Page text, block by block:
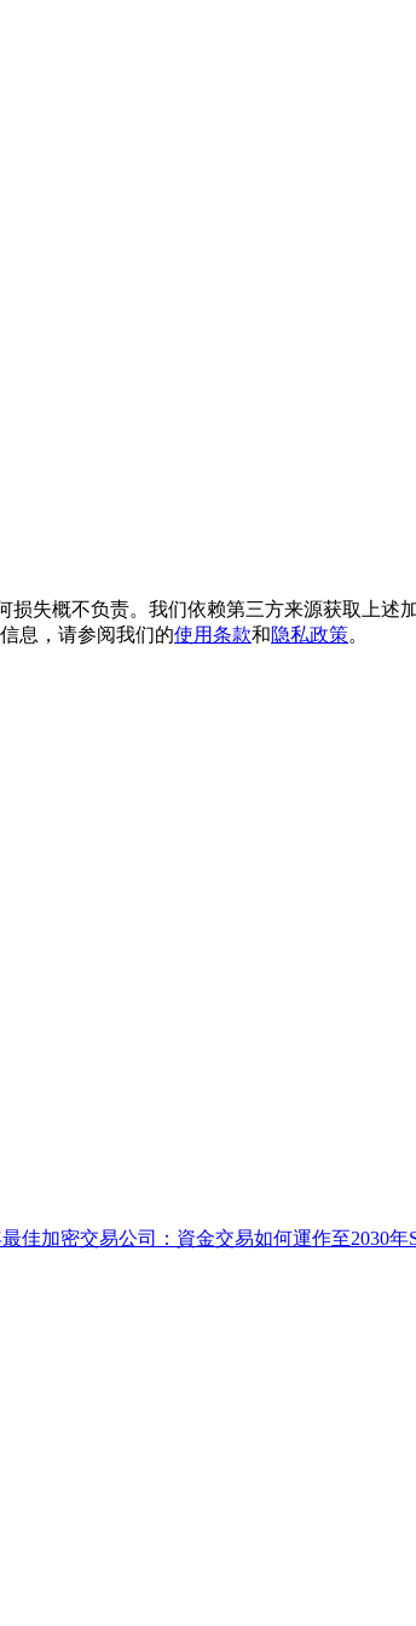
失概不负责。我们依赖第三方来源获取上述
息，请参阅我们的使用条款和隐私政策。
最佳加密交易公司：資金交易如何運作至2030年